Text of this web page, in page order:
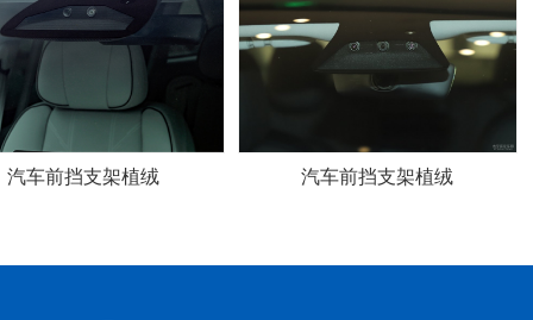
汽车前挡支架植绒 汽车前挡支架植绒